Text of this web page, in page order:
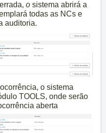
o sistema abrirá a
todas as NCs e
auditoria.
o sistema
TOOLS, onde serão
aberta